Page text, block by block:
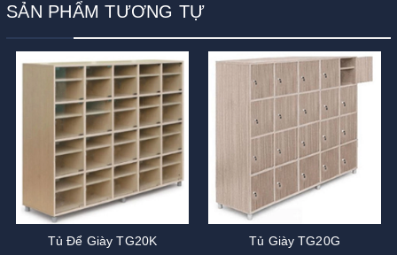
SẢN PHẨM TƯƠNG TỰ
Tủ Để Giày TG20K Tủ Giày TG20G